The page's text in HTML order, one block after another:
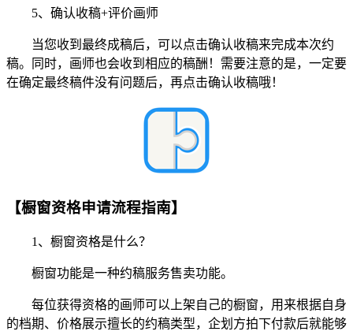
5、确认收稿+评价画师
当您收到最终成稿后，可以点击确认收稿来完成本次约
稿。同时，画师也会收到相应的稿酬！需要注意的是，一定要
在确定最终稿件没有问题后，再点击确认收稿哦！
【橱窗资格申请流程指南】
1、橱窗资格是什么？
橱窗功能是一种约稿服务售卖功能。
每位获得资格的画师可以上架自己的橱窗，用来根据自身
的档期、价格展示擅长的约稿类型，企划方拍下付款后就能够